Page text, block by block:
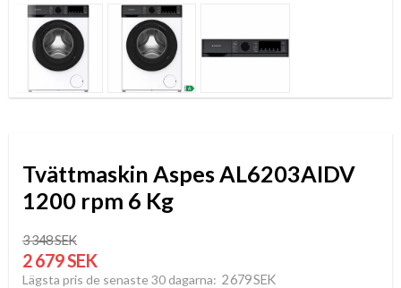
Tvättmaskin Aspes AL6203AIDV
1200 rpm 6 Kg
3 348 SEK
2 679 SEK
Lägsta pris de senaste 30 dagarna 2 679 SEK